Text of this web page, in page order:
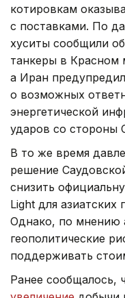
котировкам
с поставками. По
хуситы сообщили
танкеры в Красном
а Иран
о возможных
энергетической
ударов со
В то же время
решение
снизить
Light для азиатских
Однако, по мнению
геополитические
поддерживать
Ранее сообщалось,